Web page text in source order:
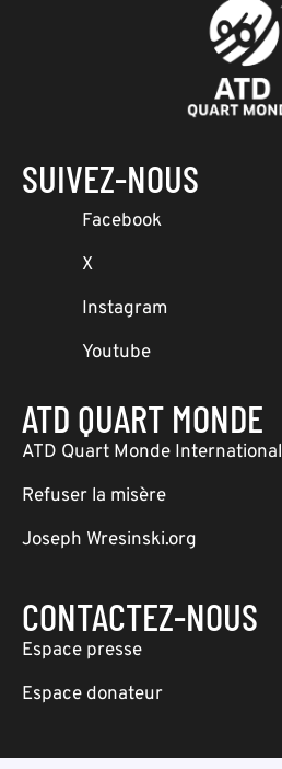
SUIVEZ-NOUS
Facebook
X
Instagram
Youtube
ATD QUART MONDE
ATD Quart Monde International
Refuser la misère
Joseph Wresinski.org
CONTACTEZ-NOUS
Espace presse
Espace donateur